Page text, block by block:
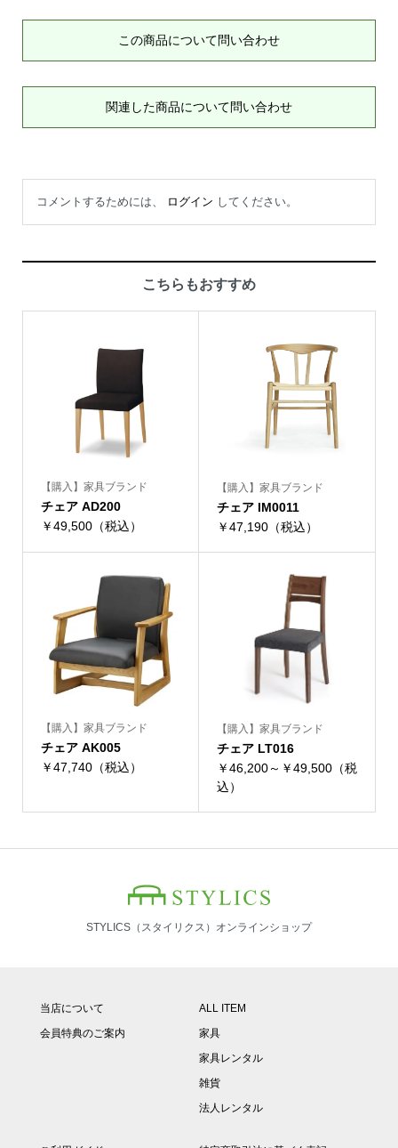
この商品について問い合わせ
関連した商品について問い合わせ
コメントするためには、 ログイン してください。
こちらもおすすめ
【購入】家具ブランド
チェア AD200
￥49,500（税込）
【購入】家具ブランド
チェア IM0011
￥47,190（税込）
【購入】家具ブランド
チェア AK005
￥47,740（税込）
【購入】家具ブランド
チェア LT016
￥46,200～￥49,500（税
込）
STYLICS（スタイリクス）オンラインショップ
当店について
会員特典のご案内
ALL ITEM
家具
家具レンタル
雑貨
法人レンタル